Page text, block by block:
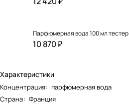
Парфюмерная вода 100 мл тестер
10 870 ₽
Характеристики
Концентрация: парфюмерная вода
Страна: Франция